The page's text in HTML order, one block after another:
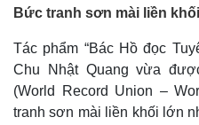
Bức tranh sơn mài liền
Tác phẩm “Bác Hồ đọc
Chu Nhật Quang vừa
(World Record Union –
tranh sơn mài liền khối lớn